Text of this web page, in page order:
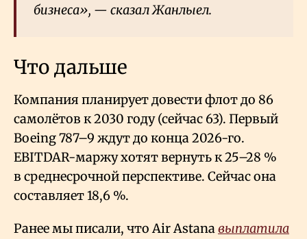
бизнеса», — сказал Жанлыел.
Что дальше
Компания планирует довести флот до 86
самолётов к 2030 году (сейчас 63). Первый
Boeing 787–9 ждут до конца 2026-го.
EBITDAR-маржу хотят вернуть к 25–28 %
в среднесрочной перспективе. Сейчас она
составляет 18,6 %.
Ранее мы писали, что Air Astanaвыплатила